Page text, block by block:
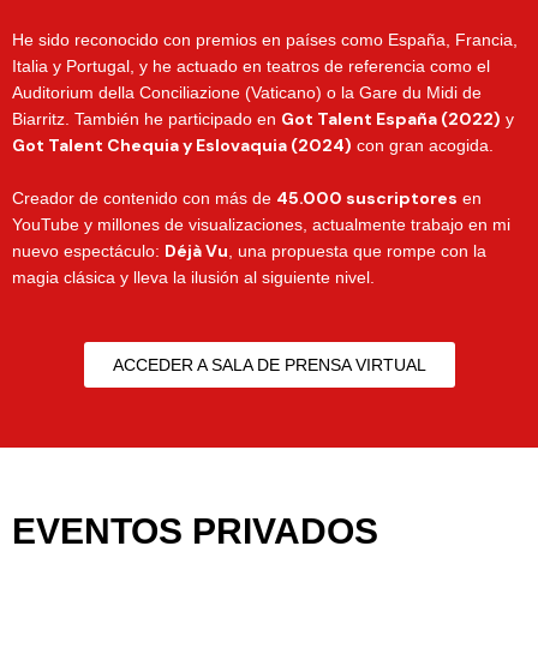
He sido reconocido con premios en países como España, Francia,
Italia y Portugal, y he actuado en teatros de referencia como el
Auditorium della Conciliazione (Vaticano) o la Gare du Midi de
Biarritz. También he participado en Got Talent España (2022) y
Got Talent Chequia y Eslovaquia (2024) con gran acogida.
Creador de contenido con más de 45.000 suscriptores en
YouTube y millones de visualizaciones, actualmente trabajo en mi
nuevo espectáculo: Déjà Vu , una propuesta que rompe con la
magia clásica y lleva la ilusión al siguiente nivel.
ACCEDER A SALA DE PRENSA VIRTUAL
EVENTOS PRIVADOS